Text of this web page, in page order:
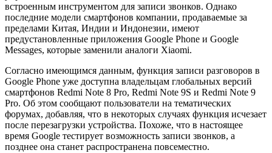
встроенным инструментом для записи звонков. Однако
последние модели смартфонов компании, продаваемые за
пределами Китая, Индии и Индонезии, имеют
предустановленные приложения Google Phone и Google
Messages, которые заменили аналоги Xiaomi.
Согласно имеющимся данным, функция записи разговоров в
Google Phone уже доступна владельцам глобальных версий
смартфонов Redmi Note 8 Pro, Redmi Note 9S и Redmi Note 9
Pro. Об этом сообщают пользователи на тематических
форумах, добавляя, что в некоторых случаях функция исчезает
после перезагрузки устройства. Похоже, что в настоящее
время Google тестирует возможность записи звонков, а
позднее она станет распространена повсеместно.